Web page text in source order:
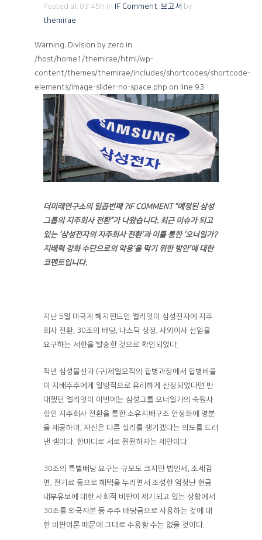
Posted at 09:45h in IF Comment 보고서 by
themirae
Warning: Division by zero in
/host/home1/themirae/html/wp-
content/themes/themirae/includes/shortcodes/shortcode-
elements/image-slider-no-space.php on line 93
더미래연구소의 일곱번째 ?IF COMMENT “예정된 삼성
그룹의 지주회사 전환”가 나왔습니다. 최근 이슈가 되고
있는 ‘삼성전자의 지주회사 전환’과 이를 통한 ‘오너일가?
지배력 강화 수단으로의 악용’을 막기 위한 방안’에 대한
코멘트입니다.
지난 5일 미국계 헤지펀드인 엘리엇이 삼성전자에 지주
회사 전환, 30조의 배당, 나스닥 상장, 사외이사 선임을
요구하는 서한을 발송한 것으로 확인되었다.
작년 삼성물산과 (구)제일모직의 합병과정에서 합병비율
이 지배주주에게 일방적으로 유리하게 산정되었다면 반
대했던 엘리엇이 이번에는 삼성그룹 오너일가의 숙원사
항인 지주회사 전환을 통한 소유지배구조 안정화에 명분
을 제공하며, 자신은 다른 실리를 챙기겠다는 의도를 드러
낸 셈이다. 한마디로 서로 윈윈하자는 제안이다.
30조의 특별배당 요구는 규모도 크지만 법인세, 조세감
면, 전기료 등으로 혜택을 누리면서 조성한 엄청난 현금
내부유보에 대한 사회적 비판이 제기되고 있는 상황에서
30조를 외국자본 등 주주 배당금으로 사용하는 것에 대
한 비판여론 때문에 그대로 수용할 수는 없을 것이다.